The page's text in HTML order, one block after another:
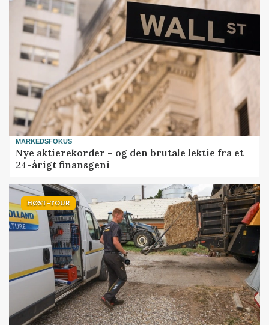
MARKEDSFOKUS
Nye aktierekorder – og den brutale lektie fra et
24-årigt finansgeni
HØST-TOUR